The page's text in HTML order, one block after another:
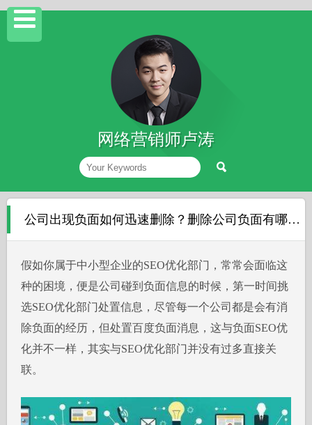
网络营销师卢涛
公司出现负面如何迅速删除？删除公司负面有哪些方法？
假如你属于中小型企业的SEO优化部门，常常会面临这
种的困境，便是公司碰到负面信息的时候，第一时间挑
选SEO优化部门处置信息，尽管每一个公司都是会有消
除负面的经历，但处置百度负面消息，这与负面SEO优
化并不一样，其实与SEO优化部门并没有过多直接关
联。